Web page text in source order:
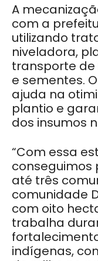
A
com a
utilizando
niveladora,
transporte de
e sementes.
ajuda na
plantio e
dos insumos
“Com essa
conseguimos
até três
comunidade
com oito
trabalha
indígenas,